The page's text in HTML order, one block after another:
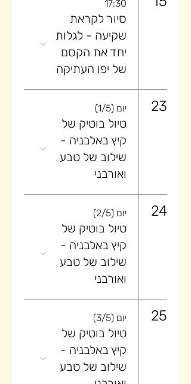
17:30
סיור לקראת
שקיעה ​- לגלות
יחד את הקסם
של יפו העתיקה
23 יום (1/5)
טיול בוטיק של
קיץ באלבניה -
שילוב של טבע
ואורבני
24 יום (2/5)
טיול בוטיק של
קיץ באלבניה -
שילוב של טבע
ואורבני
25 יום (3/5)
טיול בוטיק של
קיץ באלבניה -
שילוב של טבע